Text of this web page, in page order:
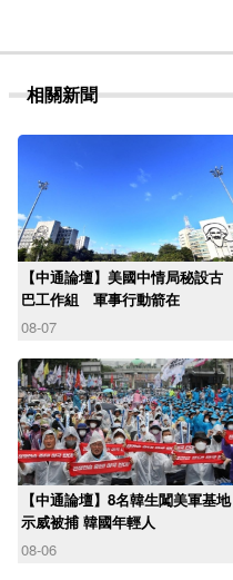
相關新聞
【中通論壇】美國中情局秘設古
巴工作組 軍事行動箭在
08-07
【中通論壇】8名韓生闖美軍基地
示威被捕 韓國年輕人
08-06